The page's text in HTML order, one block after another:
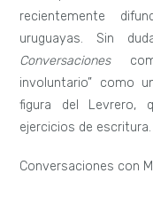
recientemente
uruguayas. Sin
Conversaciones
involuntario” como
figura del Levrero,
ejercicios de escritura.
Conversaciones con